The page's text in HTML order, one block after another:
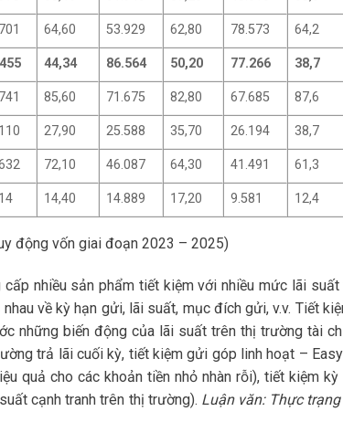
64,60 53.929 62,80 78.573 64,2
44,34 86.564 50,20 77.266 38,7
85,60 71.675 82,80 67.685 87,6
27,90 25.588 35,70 26.194 38,7
72,10 46.087 64,30 41.491 61,3
14,40 14.889 17,20 9.581 12,4
động vốn giai đoạn 2023 – 2025)
cấp nhiều sản phẩm tiết kiệm với nhiều mức lãi
về kỳ hạn gửi, lãi suất, mục đích gửi, v.v. Tiết
những biến động của lãi suất trên thị trường tài
trả lãi cuối kỳ, tiết kiệm gửi góp linh hoạt –
quả cho các khoản tiền nhỏ nhàn rỗi), tiết kiệm
cạnh tranh trên thị trường). Luận văn: Thực